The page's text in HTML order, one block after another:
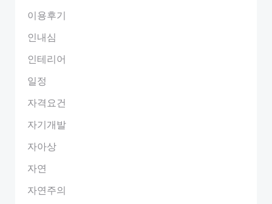
이용후기
인내심
인테리어
일정
자격요건
자기개발
자아상
자연
자연주의